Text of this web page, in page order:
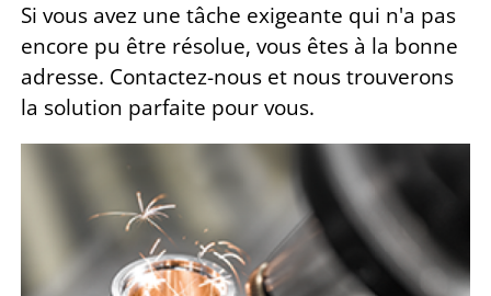
Si vous avez une tâche exigeante qui n'a pas
encore pu être résolue, vous êtes à la bonne
adresse. Contactez-nous et nous trouverons
la solution parfaite pour vous.